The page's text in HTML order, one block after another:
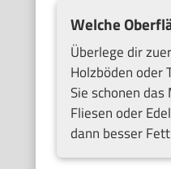
Welche
Überlege dir
Holzböden oder
Sie schonen
Fliesen oder
dann besser